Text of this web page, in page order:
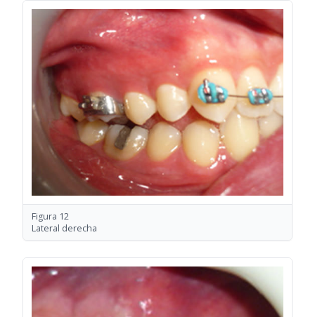
Figura 12
Lateral derecha